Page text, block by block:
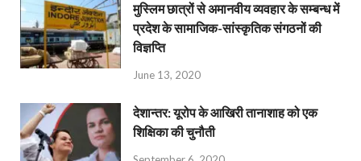
मुस्लिम छात्रों से अमानवीय व्यवहार के सम्बन्ध में
प्रदेश के सामाजिक-सांस्कृतिक संगठनों की
विज्ञप्ति
June 13, 2020
देशान्‍तर: यूरोप के आखिरी तानाशाह को एक
शिक्षिका की चुनौती